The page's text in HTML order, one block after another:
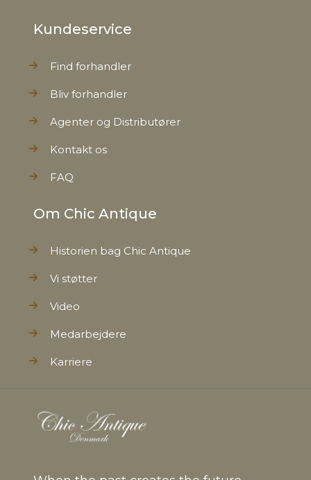
Kundeservice
Find forhandler
Bliv forhandler
Agenter og Distributører
Kontakt os
FAQ
Om Chic Antique
Historien bag Chic Antique
Vi støtter
Video
Medarbejdere
Karriere